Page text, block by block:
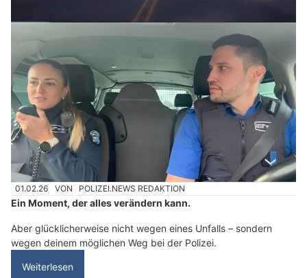
01.02.26 VON POLIZEI.NEWS REDAKTION
Ein Moment, der alles verändern kann.
Aber glücklicherweise nicht wegen eines Unfalls – sondern
wegen deinem möglichen Weg bei der Polizei.
Weiterlesen